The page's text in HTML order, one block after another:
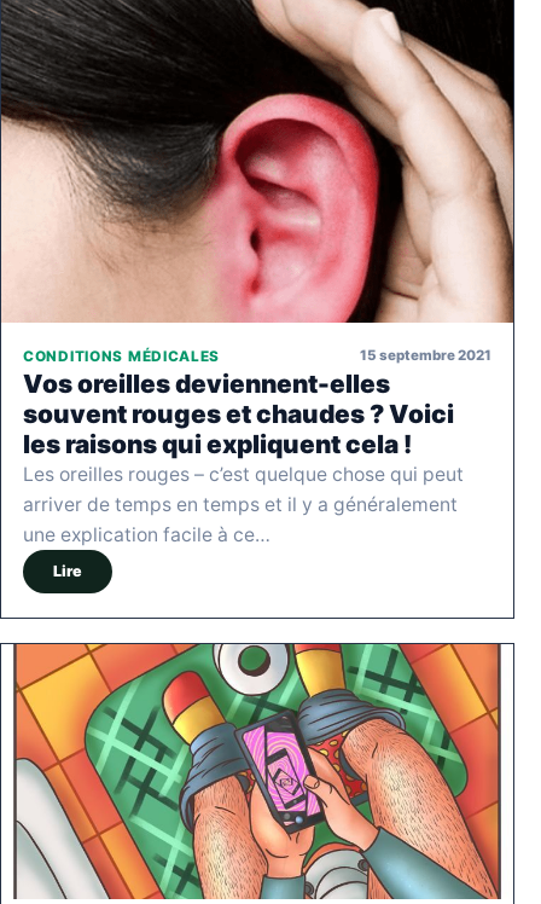
CONDITIONS MÉDICALES 15 septembre 2021
Vos oreilles deviennent-elles
souvent rouges et chaudes ? Voici
les raisons qui expliquent cela !
Les oreilles rouges – c’est quelque chose qui peut
arriver de temps en temps et il y a généralement
une explication facile à ce…
Lire